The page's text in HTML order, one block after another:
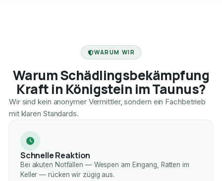
WARUM WIR
Warum Schädlingsbekämpfung
Kraft in Königstein im Taunus?
Wir sind kein anonymer Vermittler, sondern ein Fachbetrieb
mit klaren Standards.
Schnelle Reaktion
Bei akuten Notfällen — Wespen am Eingang, Ratten im
Keller — rücken wir zügig aus.